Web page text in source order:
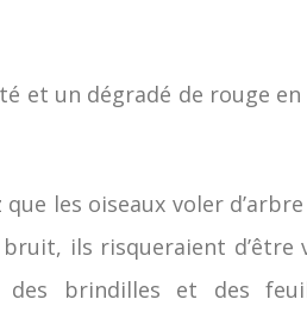
et un dégradé de rouge
que les oiseaux voler
ils risqueraient d’être
des brindilles et des